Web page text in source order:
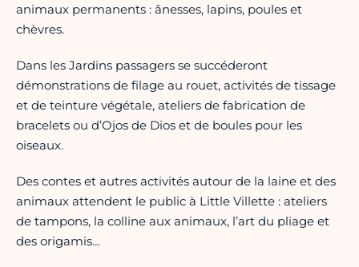
animaux permanents : ânesses, lapins, poules et
chèvres.
Dans les Jardins passagers se succéderont
démonstrations de filage au rouet, activités de tissage
et de teinture végétale, ateliers de fabrication de
bracelets ou d’Ojos de Dios et de boules pour les
oiseaux.
Des contes et autres activités autour de la laine et des
animaux attendent le public à Little Villette : ateliers
de tampons, la colline aux animaux, l’art du pliage et
des origamis…